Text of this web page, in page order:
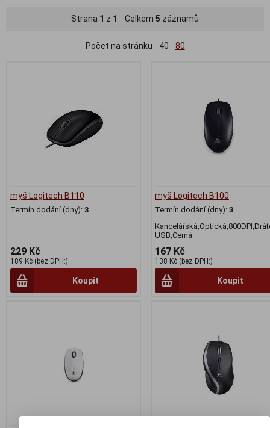
Strana 1 z 1 Celkem 5 záznamů
Počet na stránku 40 80
myš Logitech B110
Termín dodání (dny): 3
229 Kč
189 Kč (bez DPH:)
Koupit
myš Logitech B100
Termín dodání (dny): 3
USB,Černá
167 Kč
138 Kč (bez DPH:)
Koupit